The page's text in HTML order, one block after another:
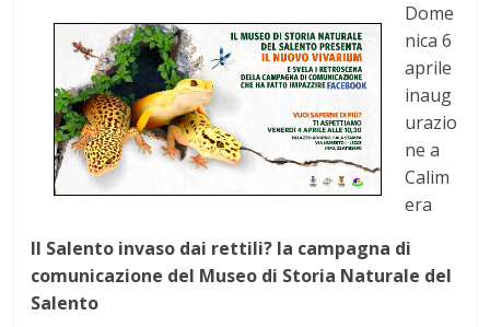
Dome
nica 6
aprile
inaug
urazio
ne a
Calim
era
Il Salento invaso dai rettili? la campagna di
comunicazione del Museo di Storia Naturale del
Salento